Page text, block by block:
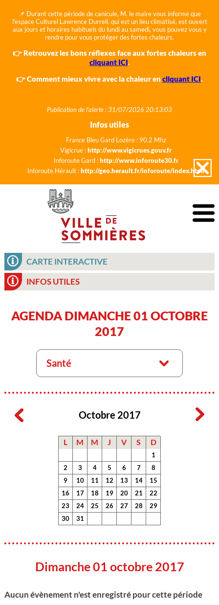
📌 Durant cette période de canicule, M. le maire vous informe que
l'espace Culturel Lawrence Durrell, qui est un lieu climatisé, est ouvert
aux jours et horaires habituels du lundi au samedi, vous pouvez vous y
rendre pour vous protéger des fortes chaleurs.
👉 Retrouvez les bons réflexes face aux fortes chaleurs en
cliquant ICI.
👉 Comment mieux vivre avec la chaleur en cliquant ICI.
Publication de l'alerte : 31/07/2026 20:13:03
Infos utiles
France Bleu Gard Lozère : 90.2 Mhz
Vigicrue :http://www.vigicrues.gouv.fr
Inforoute Gard :http://www.inforoute30.fr
Inforoute Hérault :http://geo.herault.fr/inforoute/index.html
CARTE INTERACTIVE
INFOS UTILES
AGENDA DIMANCHE 01 OCTOBRE
2017
Santé
Octobre 2017
L M M J V S D
1
2
3 4 5 6 7
8
9
10 11 12 13 14
15
16
17 18 19 20 21
22
23
24 25 26 27 28
29
30
31
Dimanche 01 octobre 2017
Aucun évènement n'est enregistré pour cette période